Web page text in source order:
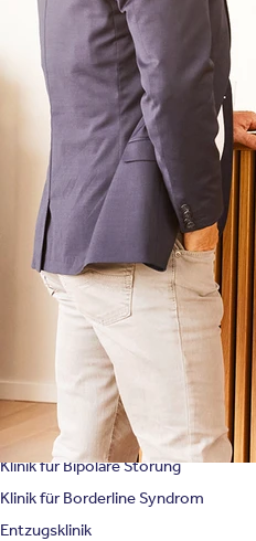
Behandlungsfelder
Therapien
Symptome & Beschwerden
Selbsttests
Spezialisierte Kliniken
Klinik für Depression
Klinik für Burnout
Klinik für Angststörung
Klinik für Zwangsstörung
Klinik für Persönlichkeitsstörung
Klinik für Bipolare Störung
Klinik für Borderline Syndrom
Entzugsklinik